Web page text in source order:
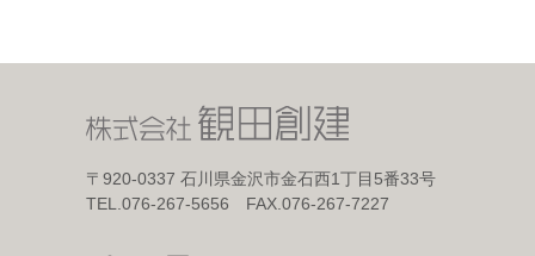
〒920-0337 石川県金沢市金石西1丁目5番33号
TEL.076-267-5656 FAX.076-267-7227